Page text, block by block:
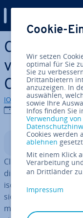
Zum Haupt­in­halt
Cloud-
von
Cloud
IONOS Redaktion
02.07.2026
Cloud-Container
die eine Anwendung
isolieren. Im
sich den
macht. Sie bilden
Cookie-
Wir setzen
optimal für Sie
Sie zu
Drittanbietern
anzuzeigen. In
auswählen,
sowie Ihre
Infos finden Sie
Verwendung von
Cookies werden
ablehnen
Mit einem Klick
Verarbeitung
an Drittländer
Impressum